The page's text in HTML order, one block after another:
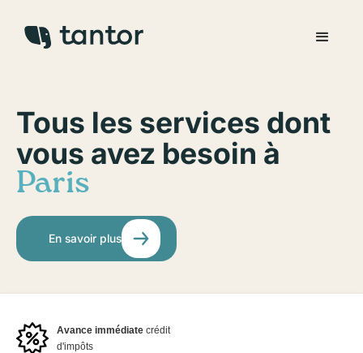
Tous les services dont
vous avez besoin à
Paris
En savoir plus
Avance immédiate crédit
d'impôts